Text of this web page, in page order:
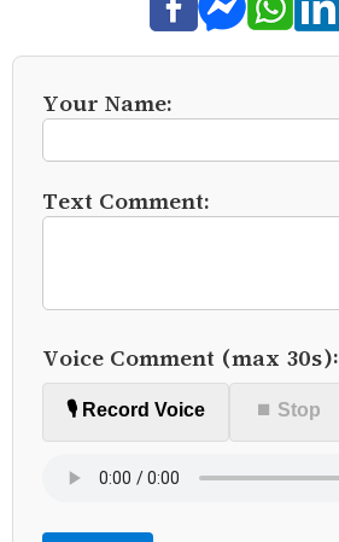
Your Name:
Text Comment:
Voice Comment (max 30s):
🎙️ Record Voice ⏹ Stop